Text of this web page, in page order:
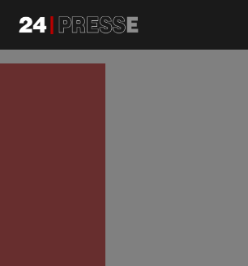
24Presse -